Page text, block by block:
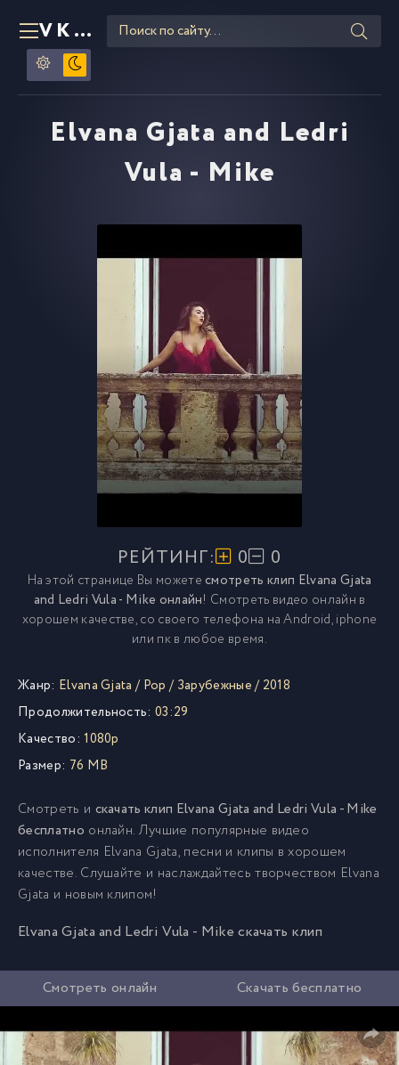
VKLIPE RU
Elvana Gjata and Ledri
Vula - Mike
РЕЙТИНГ: 0 0
На этой странице Вы можетесмотреть клип Elvana Gjata
and Ledri Vula - Mike онлайн! Смотреть видео онлайн в
хорошем качестве, со своего телефона на Android, iphone
или пк в любое время.
Жанр: Elvana Gjata / Pop / Зарубежные/ 2018
Продолжительность: 03:29
Качество: 1080p
Размер: 76 MB
Смотреть и скачать клип Elvana Gjata and Ledri Vula - Mike
бесплатно онлайн. Лучшие популярные видео
исполнителя Elvana Gjata, песни и клипы в хорошем
качестве. Слушайте и наслаждайтесь творчеством Elvana
Gjata и новым клипом!
Elvana Gjata and Ledri Vula - Mike скачать клип
Смотреть онлайн Скачать бесплатно